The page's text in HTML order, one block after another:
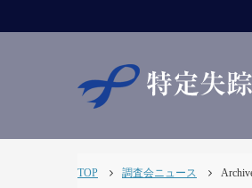
TOP 調査会ニュース